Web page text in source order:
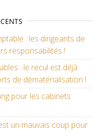
: les dirigeants de
responsabilités !
: le recul est déjà
de dématérialisation !
pour les cabinets
un mauvais coup pour